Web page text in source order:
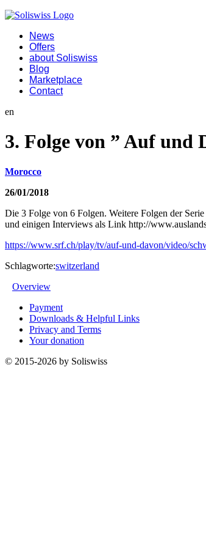
News
Offers
about Soliswiss
Blog
Marketplace
Contact
en
3. Folge von ” Auf und
Morocco
26/01/2018
Die 3 Folge von 6 Folgen. Weitere Folgen der
und einigen Interviews als Link http://
https://www.srf.ch/play/tv/auf-und-davon/video/
Schlagworte:switzerland
Overview
Payment
Downloads & Helpful Links
Privacy and Terms
Your donation
© 2015-2026 by Soliswiss